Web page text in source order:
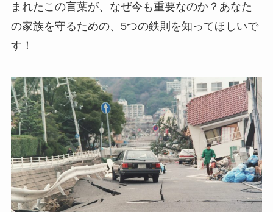
まれたこの言葉が、なぜ今も重要なのか？あなた
の家族を守るための、5つの鉄則を知ってほしいで
す！